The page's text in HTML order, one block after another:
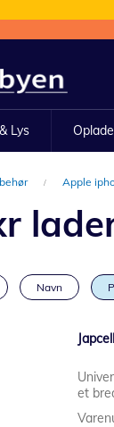
Lys
Apple
Navn
et